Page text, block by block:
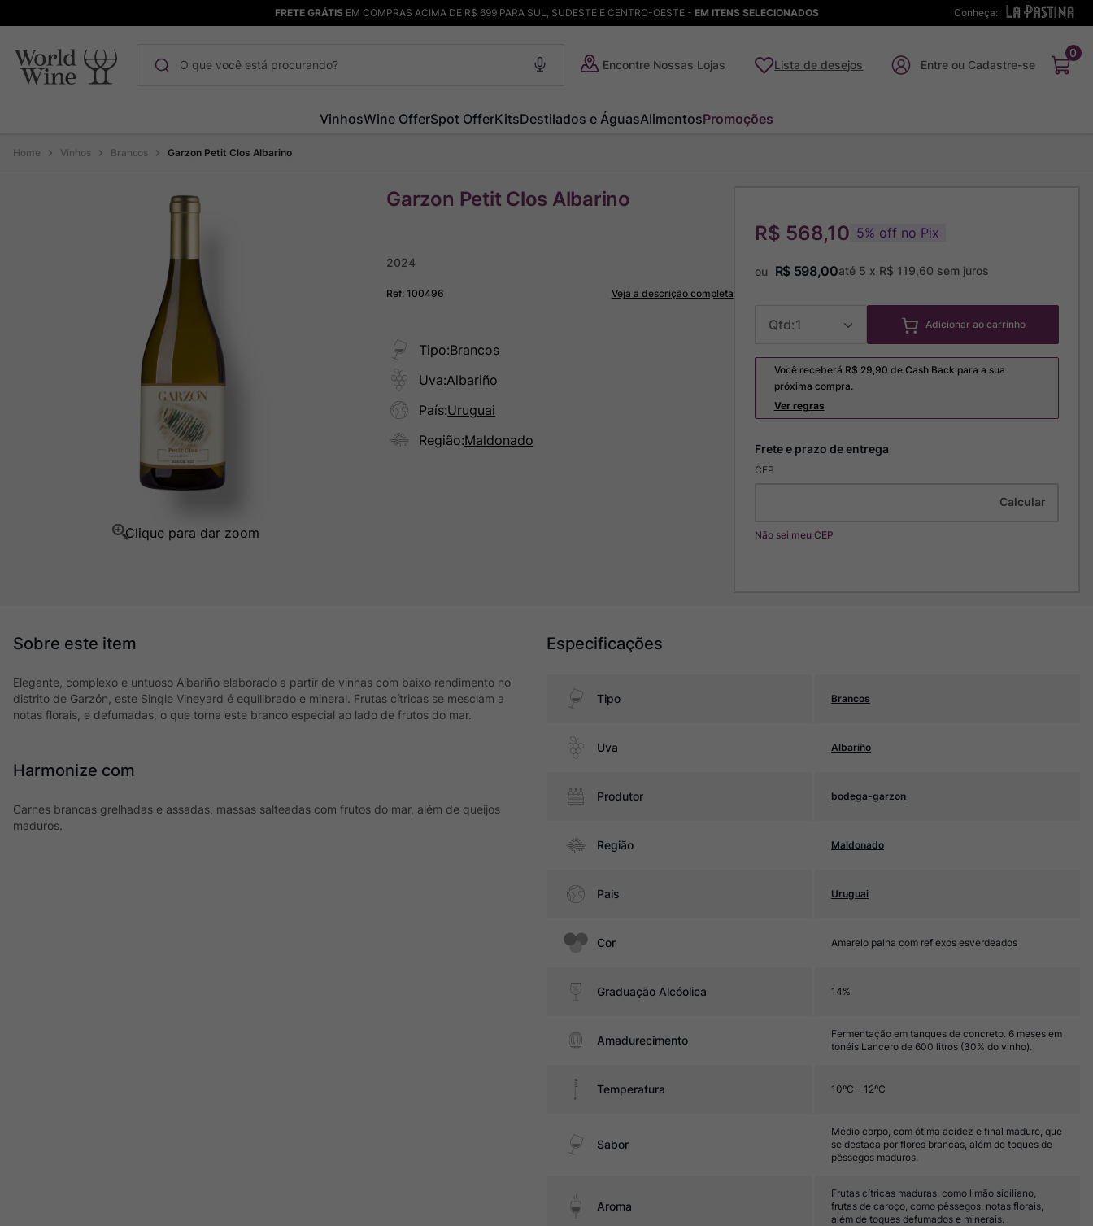
Conheça:
FRETE GRÁTISEM COMPRAS ACIMA DE R$ 699 PARA SUL, SUDESTE E CENTRO-OESTE - EM ITENS SELECIONADOS
Encontre Nossas Lojas Lista de desejos
0
VinhosWine OfferSpot OfferKitsDestilados e ÁguasAlimentosPromoções
Vinhos Brancos Garzon Petit Clos Albarino
Garzon Petit Clos Albarino
2024
Ref:100496 Veja a descrição completa
Tipo:Brancos
Uva:Albariño
País:Uruguai
Região:Maldonado
R$ 568,10 5% off no Pix
ou R$ 598,00até 5 x R$ 119,60 sem juros
1 Adicionar ao carrinho
Você receberá R$ 29,90 de Cash Back para a sua
próxima compra.
Ver regras
CEP
Não sei meu CEP
Elegante, complexo e untuoso Albariño elaborado a partir de vinhas com baixo rendimento no
distrito de Garzón, este Single Vineyard é equilibrado e mineral. Frutas cítricas se mesclam a
notas florais, e defumadas, o que torna este branco especial ao lado de frutos do mar.
Harmonize com
Carnes brancas grelhadas e assadas, massas salteadas com frutos do mar, além de queijos
maduros.
Especificações
Tipo Brancos
Uva Albariño
Produtor bodega-garzon
Região Maldonado
Pais Uruguai
Cor Amarelo palha com reflexos esverdeados
Graduação Alcóolica 14%
Amadurecimento
Fermentação em tanques de concreto. 6 meses em
tonéis Lancero de 600 litros (30% do vinho).
Temperatura 10ºC - 12ºC
Sabor
Médio corpo, com ótima acidez e final maduro, que
se destaca por flores brancas, além de toques de
pêssegos maduros.
Aroma
Frutas cítricas maduras, como limão siciliano,
frutas de caroço, como pêssegos, notas florais,
além de toques defumados e minerais.
1º Maçanita
Ver Sacrum
Champagne